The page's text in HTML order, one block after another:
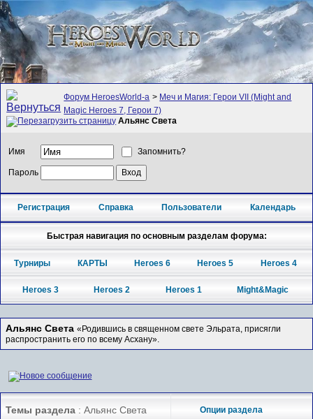
Форум HeroesWorld-а > Меч и Магия: Герои VII (Might and
Magic Heroes 7, Герои 7)
Альянс Света
Имя Запомнить?
Пароль
Регистрация Справка Пользователи Календарь
Быстрая навигация по основным разделам форума:
Турниры КАРТЫ Heroes 6 Heroes 5 Heroes 4
Heroes 3 Heroes 2 Heroes 1 Might&Magic
Альянс Света «Родившись в священном свете Эльрата, присягли
распространить его по всему Асхану».
Темы раздела : Альянс Света Опции раздела